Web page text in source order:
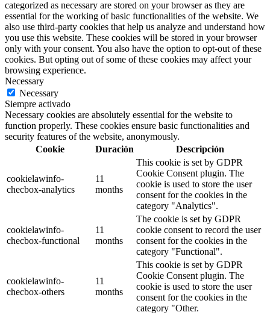
categorized as necessary are stored on your browser as they are
essential for the working of basic functionalities of the website. We
also use third-party cookies that help us analyze and understand how
you use this website. These cookies will be stored in your browser
only with your consent. You also have the option to opt-out of these
cookies. But opting out of some of these cookies may affect your
browsing experience.
Necessary
Necessary
Siempre activado
Necessary cookies are absolutely essential for the website to
function properly. These cookies ensure basic functionalities and
security features of the website, anonymously.
Cookie
Duración Descripción
cookielawinfo-
checbox-analytics
11
months
This cookie is set by GDPR
Cookie Consent plugin. The
cookie is used to store the user
consent for the cookies in the
category "Analytics".
cookielawinfo-
checbox-functional
11
months
The cookie is set by GDPR
cookie consent to record the user
consent for the cookies in the
category "Functional".
cookielawinfo-
checbox-others
11
months
This cookie is set by GDPR
Cookie Consent plugin. The
cookie is used to store the user
consent for the cookies in the
category "Other.